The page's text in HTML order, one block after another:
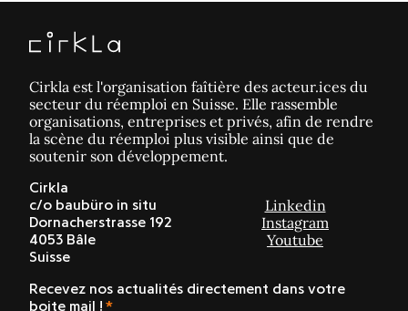
Cirkla est l'organisation faîtière des acteur.ices du
secteur du réemploi en Suisse. Elle rassemble
organisations, entreprises et privés, afin de rendre
la scène du réemploi plus visible ainsi que de
soutenir son développement.
Cirkla
c/o baubüro in situ
Dornacherstrasse 192
4053 Bâle
Suisse
Linkedin
Instagram
Youtube
Recevez nos actualités directement dans votre
boite mail !